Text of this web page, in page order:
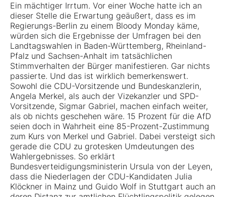
Ein mächtiger Irrtum. Vor einer Woche hatte ich an
dieser Stelle die Erwartung geäußert, dass es im
Regierungs-Berlin zu einem Bloody Monday käme,
würden sich die Ergebnisse der Umfragen bei den
Landtagswahlen in Baden-Württemberg, Rheinland-
Pfalz und Sachsen-Anhalt im tatsächlichen
Stimmverhalten der Bürger manifestieren. Gar nichts
passierte. Und das ist wirklich bemerkenswert.
Sowohl die CDU-Vorsitzende und Bundeskanzlerin,
Angela Merkel, als auch der Vizekanzler und SPD-
Vorsitzende, Sigmar Gabriel, machen einfach weiter,
als ob nichts geschehen wäre. 15 Prozent für die AfD
seien doch in Wahrheit eine 85-Prozent-Zustimmung
zum Kurs von Merkel und Gabriel. Dabei versteigt sich
gerade die CDU zu grotesken Umdeutungen des
Wahlergebnisses. So erklärt
Bundesverteidigungsministerin Ursula von der Leyen,
dass die Niederlagen der CDU-Kandidaten Julia
Klöckner in Mainz und Guido Wolf in Stuttgart auch an